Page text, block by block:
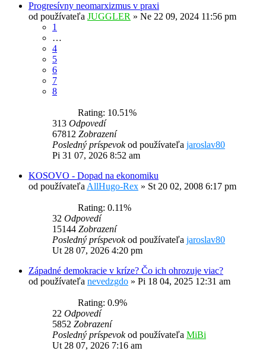
Progresívny neomarxizmus v praxi
od používateľa JUGGLER » Ne 22 09, 2024 11:56 pm
1
…
4
5
6
7
8
Rating: 10.51%
313 Odpovedí
67812 Zobrazení
Posledný príspevokod používateľa jaroslav80
Pi 31 07, 2026 8:52 am
KOSOVO - Dopad na ekonomiku
od používateľaAllHugo-Rex » St 20 02, 2008 6:17 pm
Rating: 0.11%
32 Odpovedí
15144 Zobrazení
Posledný príspevokod používateľa jaroslav80
Ut 28 07, 2026 4:20 pm
Západné demokracie v kríze? Čo ich ohrozuje viac?
od používateľa nevedzgdo » Pi 18 04, 2025 12:31 am
Rating: 0.9%
22 Odpovedí
5852 Zobrazení
Posledný príspevokod používateľa MiBi
Ut 28 07, 2026 7:16 am